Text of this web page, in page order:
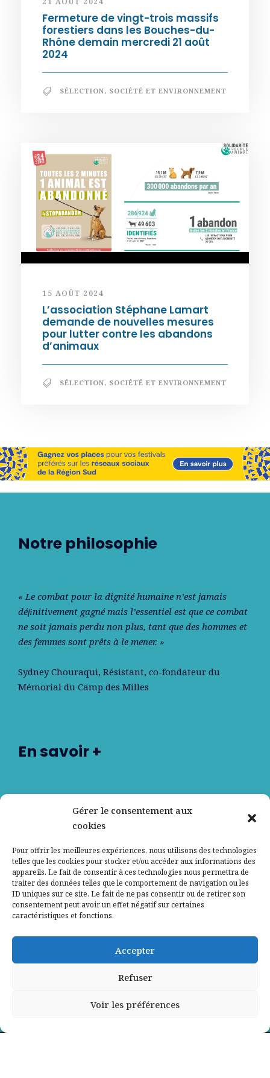
Gérer le consentement aux
cookies
Pour offrir les meilleures expériences, nous utilisons des technologies
telles que les cookies pour stocker et/ou accéder aux informations des
appareils. Le fait de consentir à ces technologies nous permettra de
traiter des données telles que le comportement de navigation ou les
ID uniques sur ce site. Le fait de ne pas consentir ou de retirer son
consentement peut avoir un effet négatif sur certaines
caractéristiques et fonctions.
Accepter
Refuser
Voir les préférences
Fermeture de vingt-trois massifs
forestiers dans les Bouches-du-
Rhône demain mercredi 21 août
2024
SÉLECTION, SOCIÉTÉ ET ENVIRONNEMENT
15 AOÛT 2024
L’association Stéphane Lamart
demande de nouvelles mesures
pour lutter contre les abandons
d’animaux
SÉLECTION, SOCIÉTÉ ET ENVIRONNEMENT
Notre philosophie
« Le combat pour la dignité humaine n’est jamais
déﬁnitivement gagné mais l’essentiel est que ce combat
ne soit jamais perdu non plus, tant que des hommes et
des femmes sont prêts à le mener. »
Sydney Chouraqui, Résistant, co-fondateur du
Mémorial du Camp des Milles
En savoir +
Contactez-nous
Mentions légales